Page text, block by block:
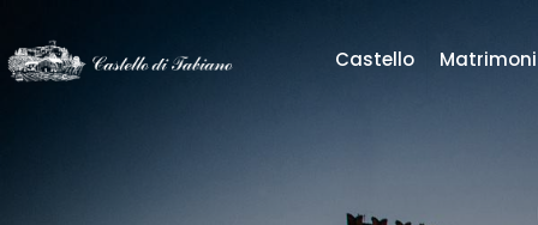
Castello Matrimoni